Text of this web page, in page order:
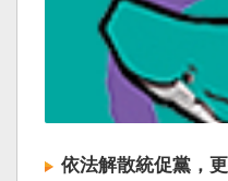
依法解散統促黨，